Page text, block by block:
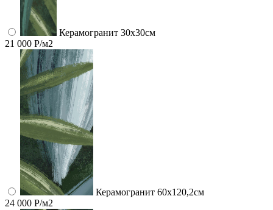
Керамогранит 30х30см
21 000 Р/м2
Керамогранит 60x120,2см
24 000 Р/м2